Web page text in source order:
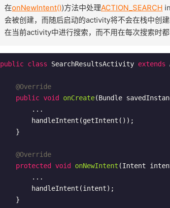
在onNewIntent())方法中处理ACTION_SEARCH
会被创建，而随后启动的activity将不会在栈中创
在当前activity中进行搜索，而不用在每次搜索时
public class SearchResultsActivity extends
@Override
public void onCreate(Bundle
@Override
protected
void onNewIntent (Intent